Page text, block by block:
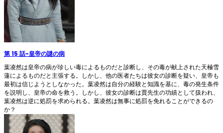
第 15 話-皇帝の謎の病
葉凌然は皇帝の病が珍しい毒によるものだと診断し、その毒が献上された天極雪
蓮によるものだと主張する。しかし、他の医者たちは彼女の診断を疑い、皇帝も
最初は信じようとしなかった。葉凌然は自分の経験と知識を基に、毒の発生条件
を説明し、皇帝の命を救う。しかし、彼女の診断は賈先生の功績として扱われ、
葉凌然は逆に処罰を求められる。葉凌然は無事に処罰を免れることができるの
か？